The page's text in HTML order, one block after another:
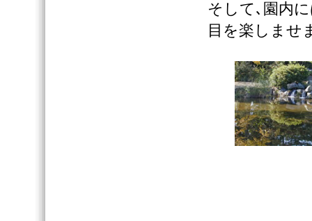
そして､園内
目を楽しませ